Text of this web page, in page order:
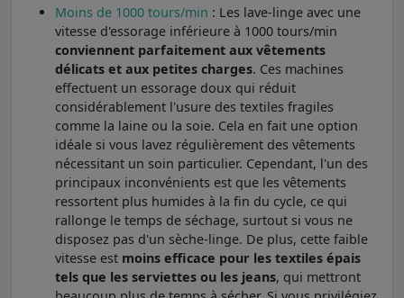
Moins de 1000 tours/min : Les lave-linge avec une
vitesse d'essorage inférieure à 1000 tours/min
conviennent parfaitement aux vêtements
délicats et aux petites charges. Ces machines
effectuent un essorage doux qui réduit
considérablement l'usure des textiles fragiles
comme la laine ou la soie. Cela en fait une option
idéale si vous lavez régulièrement des vêtements
nécessitant un soin particulier. Cependant, l'un des
principaux inconvénients est que les vêtements
ressortent plus humides à la fin du cycle, ce qui
rallonge le temps de séchage, surtout si vous ne
disposez pas d'un sèche-linge. De plus, cette faible
vitesse est moins efficace pour les textiles épais
tels que les serviettes ou les jeans, qui mettront